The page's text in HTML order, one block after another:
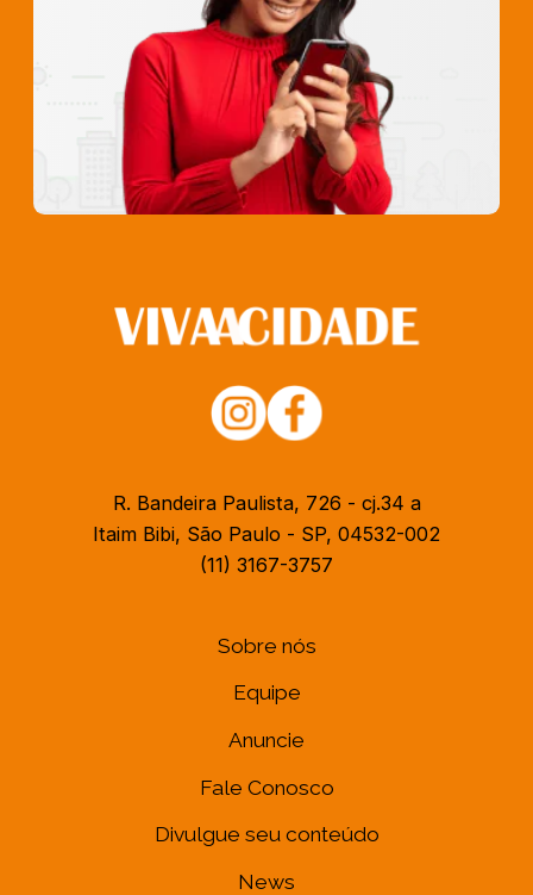
R. Bandeira Paulista, 726 - cj.34 a
Itaim Bibi, São Paulo - SP, 04532-002
(11) 3167-3757
Sobre nós
Equipe
Anuncie
Fale Conosco
Divulgue seu conteúdo
News